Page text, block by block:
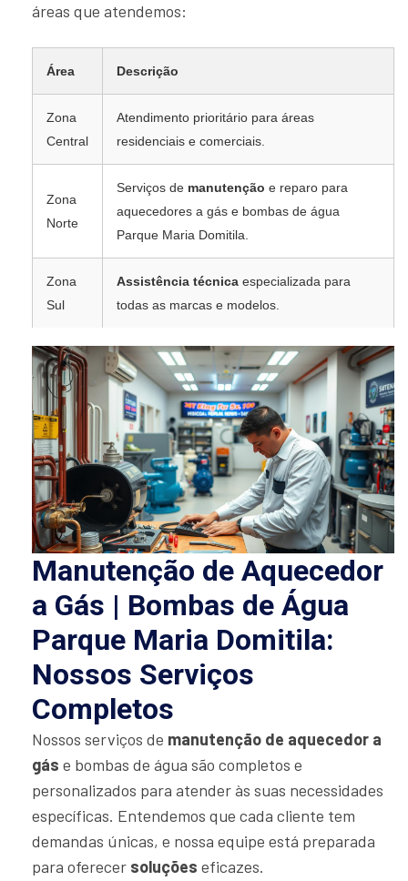
áreas que atendemos:
Área Descrição
Zona
Central
Atendimento prioritário para áreas
residenciais e comerciais.
Zona
Norte
Serviços de manutenção e reparo para
aquecedores a gás e bombas de água
Parque Maria Domitila.
Zona
Sul
Assistência técnica especializada para
todas as marcas e modelos.
Manutenção de Aquecedor
a Gás | Bombas de Água
Parque Maria Domitila:
Nossos Serviços
Completos
Nossos serviços de manutenção de aquecedor a
gás e bombas de água são completos e
personalizados para atender às suas necessidades
específicas. Entendemos que cada cliente tem
demandas únicas, e nossa equipe está preparada
para oferecer soluções eficazes.